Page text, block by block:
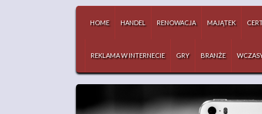
HOME HANDEL RENOWACJA MAJĄTEK
REKLAMA W INTERNECIE GRY BRANŻE